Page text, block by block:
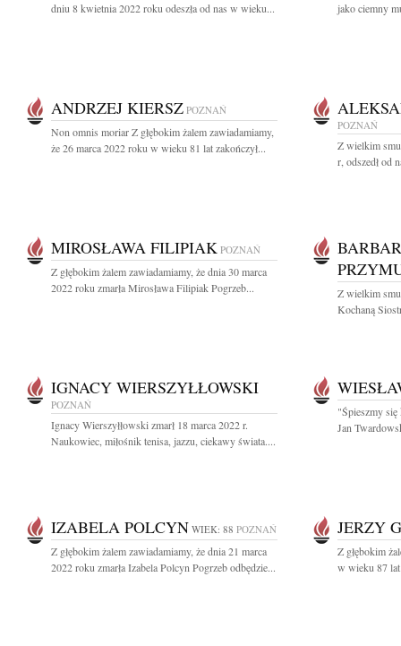
dniu 8 kwietnia 2022 roku odeszła od nas w wieku...
jako ciemny
ANDRZEJ KIERSZ POZNAŃ
Non omnis moriar Z głębokim żalem zawiadamiamy,
że 26 marca 2022 roku w wieku 81 lat zakończył...
POZNAŃ
Z wielkim
r, odszedł od
MIROSŁAWA FILIPIAK POZNAŃ
Z głębokim żalem zawiadamiamy, że dnia 30 marca
2022 roku zmarła Mirosława Filipiak Pogrzeb...
Z wielkim
Kochaną
IGNACY WIERSZYŁŁOWSKI
POZNAŃ
Ignacy Wierszyłłowski zmarł 18 marca 2022 r.
Naukowiec, miłośnik tenisa, jazzu, ciekawy świata....
"Śpieszmy
Jan
IZABELA POLCYN WIEK: 88 POZNAŃ
Z głębokim żalem zawiadamiamy, że dnia 21 marca
2022 roku zmarła Izabela Polcyn Pogrzeb odbędzie...
JERZY
Z głębokim
w wieku 87